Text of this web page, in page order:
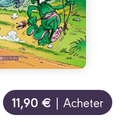
11,90 € | Acheter